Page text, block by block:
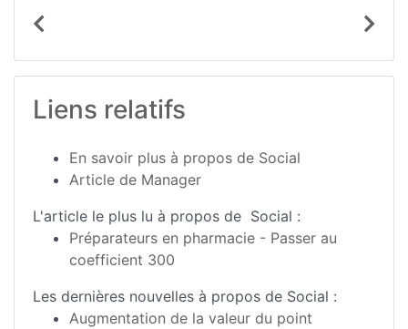
Liens relatifs
En savoir plus à propos de Social
Article de Manager
L'article le plus lu à propos de Social :
Préparateurs en pharmacie - Passer au
coefficient 300
Les dernières nouvelles à propos de Social :
Augmentation de la valeur du point